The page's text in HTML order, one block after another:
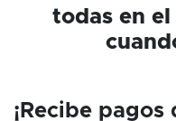
todas en
¡Recibe